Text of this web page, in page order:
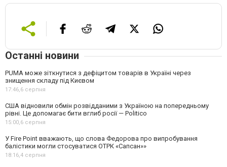
Останні новини
PUMA може зіткнутися з дефіцитом товарів в Україні через
знищення складу під Києвом
17:46,6 серпня
США відновили обмін розвідданими з Україною на попередньому
рівні. Це допомагає бити вглиб росії — Politico
15:00,6 серпня
У Fire Point вважають, що слова Федорова про випробування
балістики могли стосуватися ОТРК «Сапсан»»
18:16,4 серпня